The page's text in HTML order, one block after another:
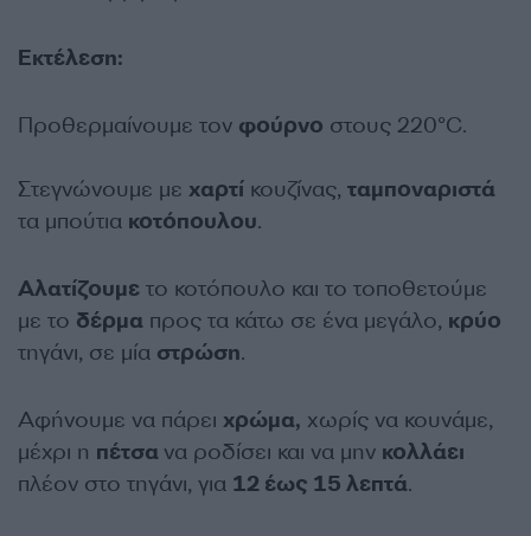
Εκτέλεση:
Προθερμαίνουμε τον φούρνο στους 220°C.
Στεγνώνουμε με χαρτί κουζίνας, ταμποναριστά
τα μπούτια κοτόπουλου.
Αλατίζουμε το κοτόπουλο και το τοποθετούμε
με το δέρμα προς τα κάτω σε ένα μεγάλο, κρύο
τηγάνι, σε μία στρώση.
Αφήνουμε να πάρει χρώμα, χωρίς να κουνάμε,
μέχρι η πέτσα να ροδίσει και να μην κολλάει
πλέον στο τηγάνι, για 12 έως 15 λεπτά.